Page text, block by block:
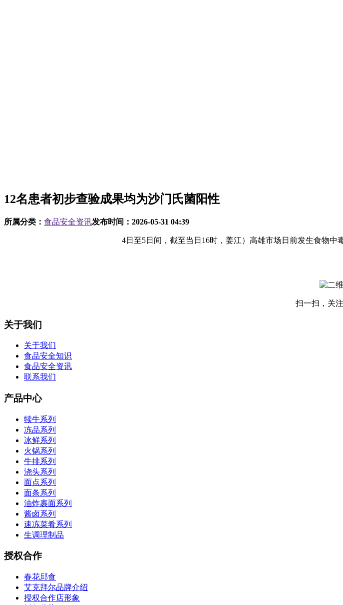
12名患者初步查验成果均为沙门氏菌阳性
所属分类： 食品安全资讯发布时间： 2026-05-31 04:39
4日至5日间，截至当日16时，姜江）高雄市场日前发生食物中
扫一扫，关
关于我们
关于我们
食品安全知识
食品安全资讯
联系我们
产品中心
犊牛系列
冻品系列
冰鲜系列
火锅系列
牛排系列
浇头系列
面点系列
面条系列
油炸裹面系列
酱卤系列
速冻菜肴系列
生调理制品
授权合作
春花邱食
艾克拜尔品牌介绍
授权合作店形象